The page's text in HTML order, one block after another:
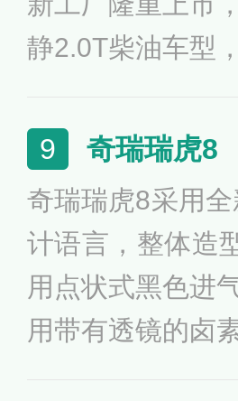
静2.0T柴油车型
式，并凭借时尚
智能装备，满
求，具备智尊豪
四大亮点。
9 奇瑞瑞虎8
奇瑞瑞虎8采用
计语言，整体造
用点状式黑色进
用带有透镜的卤